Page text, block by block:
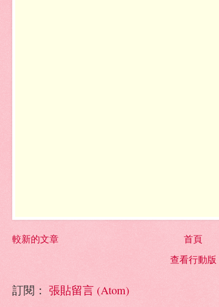
較新的文章
首頁
查看行動版
訂閱： 張貼留言 (Atom)